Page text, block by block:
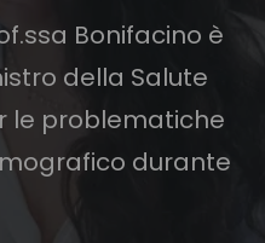
Bonifacino è
della Salute
le problematiche
durante